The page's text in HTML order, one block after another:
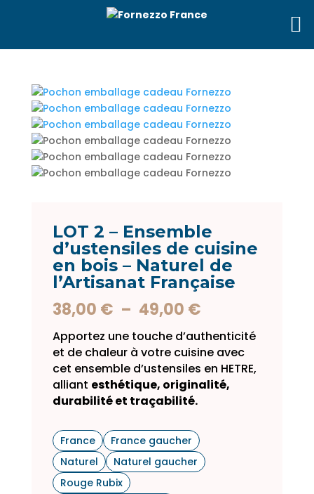
LOT 2 – Ensemble
d’ustensiles de cuisine
en bois – Naturel de
l’Artisanat Française
38,00 € – 49,00 €Plage
prix :
38,00 €
à
49,00 €
Apportez une touche d’authenticité
et de chaleur à votre cuisine avec
cet ensemble d’ustensiles en HETRE,
alliant esthétique, originalité,
durabilité et traçabilité.
France
France gaucher
Naturel
Naturel gaucher
Rouge Rubix